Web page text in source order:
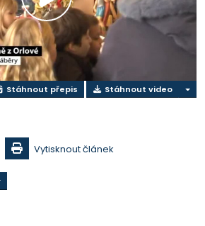
Přehrát
video
Stáhnout přepis Stáhnout video
Vytisknout článek